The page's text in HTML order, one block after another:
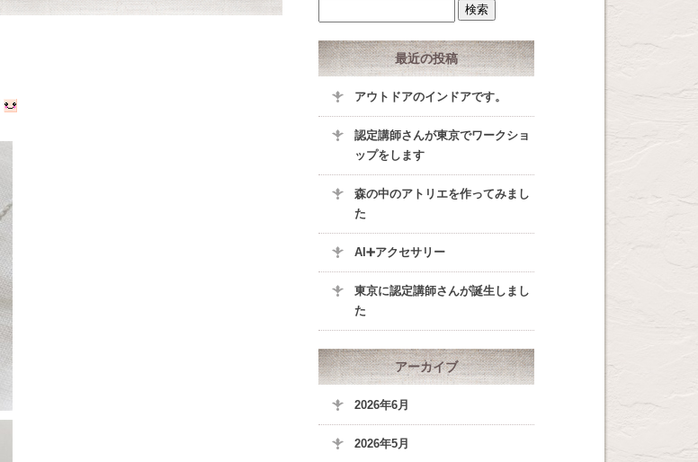
最近の投稿
アウトドアのインドアです。
認定講師さんが東京でワークショ
ップをします
森の中のアトリエを作ってみまし
た
AI➕アクセサリー
東京に認定講師さんが誕生しまし
た
アーカイブ
2026年6月
2026年5月